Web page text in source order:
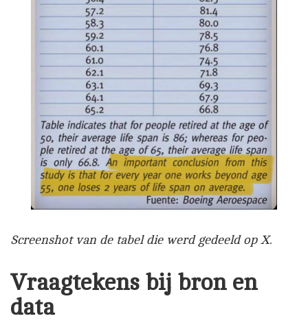
Screenshot van de tabel die werd gedeeld op X.
Vraagtekens bij bron en
data